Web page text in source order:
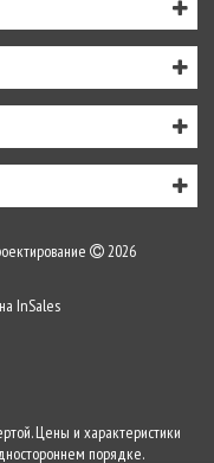
2026
InSales
Цены и характеристики
порядке.